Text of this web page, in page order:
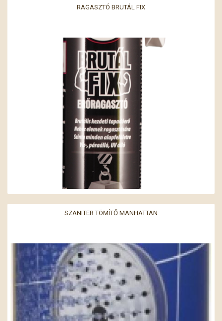
RAGASZTÓ BRUTÁL FIX
SZANITER TÖMÍTŐ MANHATTAN